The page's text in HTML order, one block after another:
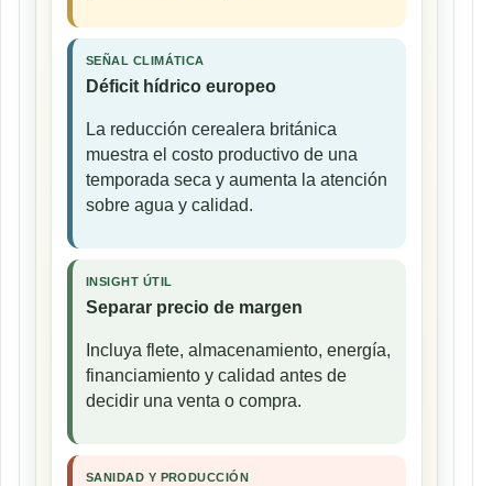
SEÑAL CLIMÁTICA
Déficit hídrico europeo
La reducción cerealera británica
muestra el costo productivo de una
temporada seca y aumenta la atención
sobre agua y calidad.
INSIGHT ÚTIL
Separar precio de margen
Incluya flete, almacenamiento, energía,
financiamiento y calidad antes de
decidir una venta o compra.
SANIDAD Y PRODUCCIÓN